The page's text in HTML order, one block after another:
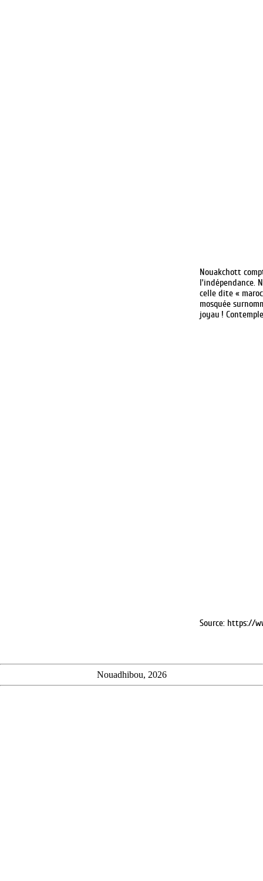
Nouakchott
l’indépendance.
celle dite «
mosquée
joyau !
Source: https://
Nouadhibou, 2026